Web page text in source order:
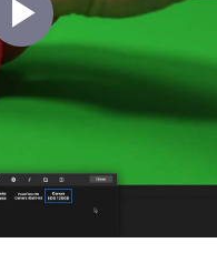
Play
Video